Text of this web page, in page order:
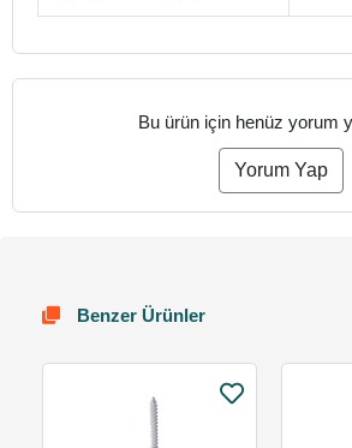
Bu ürün için henüz yorum
Yorum Yap
Benzer Ürünler